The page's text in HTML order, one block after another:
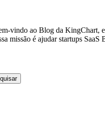
vindo ao Blog da KingChart,
missão é ajudar startups